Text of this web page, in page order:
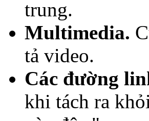
trung.
Multimedia.
tả video.
Các đường
khi tách ra